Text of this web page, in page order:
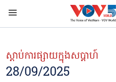
Nhảy đến nội dung
ស្ដាប់ការផ្សាយក្នុងសប្ដាហ៍
28/09/2025